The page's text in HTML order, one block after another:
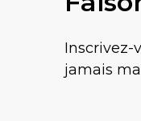
Inscrivez-
jamais